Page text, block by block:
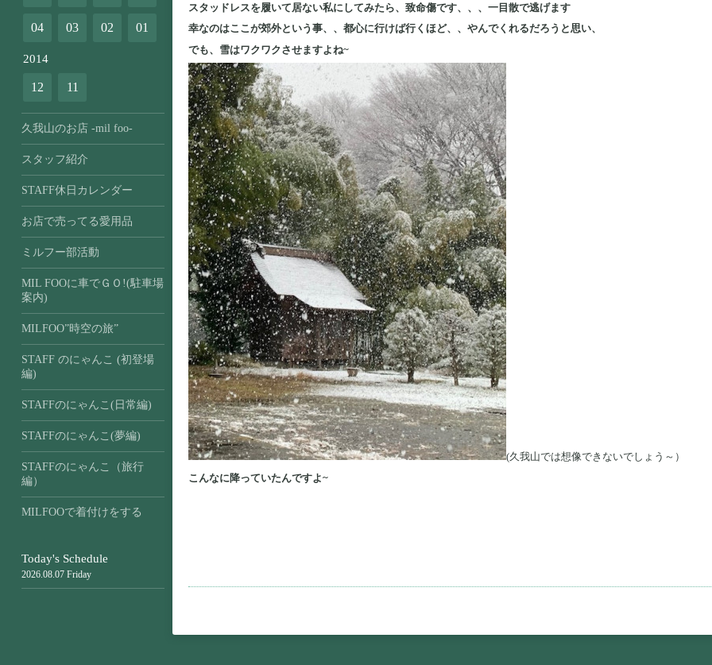
スタッドレスを履いて居ない私にしてみたら、致命傷です、、、一目散で逃げます
幸なのはここが郊外という事、、都心に行けば行くほど、、やんでくれるだろうと思い、
でも、雪はワクワクさせますよね~
(久我山では想像できないでしょう～）
こんなに降っていたんですよ~
04 03 02 01
2014
12 11
久我山のお店 -mil foo-
スタッフ紹介
STAFF休日カレンダー
お店で売ってる愛用品
ミルフー部活動
MIL FOOに車でＧＯ!(駐車場
案内)
MILFOO”時空の旅”
STAFF のにゃんこ (初登場
編)
STAFFのにゃんこ(日常編)
STAFFのにゃんこ(夢編)
STAFFのにゃんこ（旅行
編）
MILFOOで着付けをする
Today's Schedule
2026.08.07 Friday